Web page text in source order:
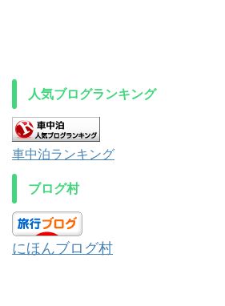
人気ブログランキング
車中泊ランキング
ブログ村
にほんブログ村